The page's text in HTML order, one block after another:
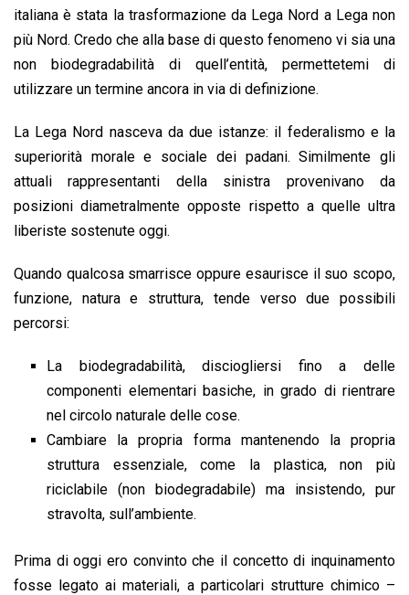
italiana è stata la trasformazione da Lega Nord a Lega non
più Nord. Credo che alla base di questo fenomeno vi sia una
non biodegradabilità di quell’entità, permettetemi di
utilizzare un termine ancora in via di definizione.
La Lega Nord nasceva da due istanze: il federalismo e la
superiorità morale e sociale dei padani. Similmente gli
attuali rappresentanti della sinistra provenivano da
posizioni diametralmente opposte rispetto a quelle ultra
liberiste sostenute oggi.
Quando qualcosa smarrisce oppure esaurisce il suo scopo,
funzione, natura e struttura, tende verso due possibili
percorsi:
La biodegradabilità, disciogliersi fino a delle
componenti elementari basiche, in grado di rientrare
nel circolo naturale delle cose.
Cambiare la propria forma mantenendo la propria
struttura essenziale, come la plastica, non più
riciclabile (non biodegradabile) ma insistendo, pur
stravolta, sull’ambiente.
Prima di oggi ero convinto che il concetto di inquinamento
fosse legato ai materiali, a particolari strutture chimico –